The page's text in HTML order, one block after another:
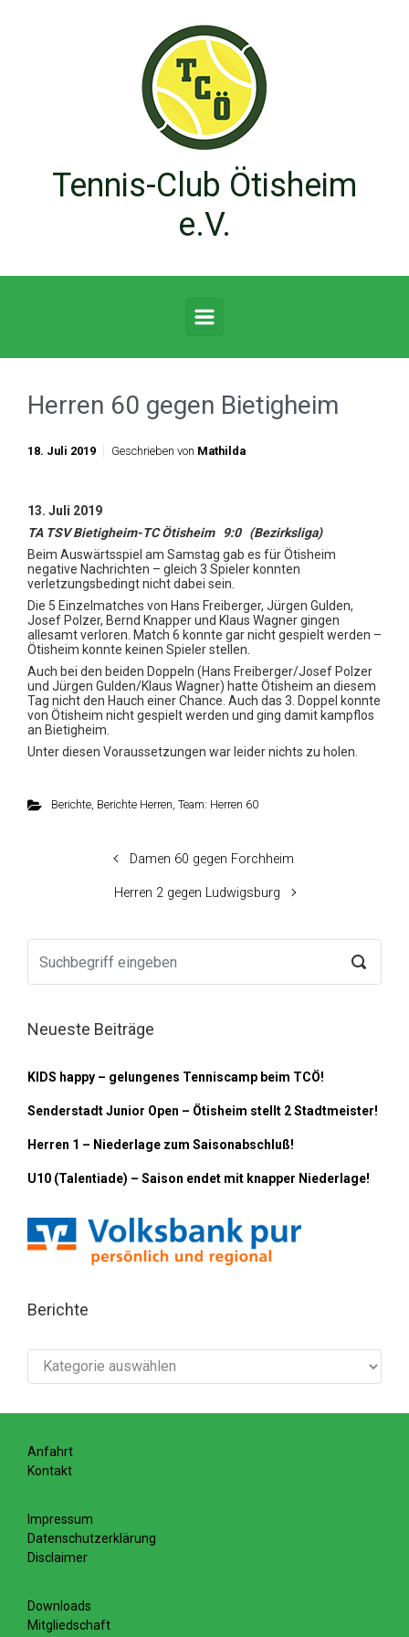
Tennis-Club Ötisheim
e.V.
Herren 60 gegen Bietigheim
18. Juli 2019 Geschrieben von Mathilda
13. Juli 2019
TA TSV Bietigheim-TC Ötisheim 9:0 (Bezirksliga)
Beim Auswärtsspiel am Samstag gab es für Ötisheim
negative Nachrichten – gleich 3 Spieler konnten
verletzungsbedingt nicht dabei sein.
Die 5 Einzelmatches von Hans Freiberger, Jürgen Gulden,
Josef Polzer, Bernd Knapper und Klaus Wagner gingen
allesamt verloren. Match 6 konnte gar nicht gespielt werden –
Ötisheim konnte keinen Spieler stellen.
Auch bei den beiden Doppeln (Hans Freiberger/Josef Polzer
und Jürgen Gulden/Klaus Wagner) hatte Ötisheim an diesem
Tag nicht den Hauch einer Chance. Auch das 3. Doppel konnte
von Ötisheim nicht gespielt werden und ging damit kampflos
an Bietigheim.
Unter diesen Voraussetzungen war leider nichts zu holen.
Berichte, Berichte Herren, Team: Herren 60
Damen 60 gegen Forchheim
Herren 2 gegen Ludwigsburg
Neueste Beiträge
KIDS happy – gelungenes Tenniscamp beim TCÖ!
Senderstadt Junior Open – Ötisheim stellt 2 Stadtmeister!
Herren 1 – Niederlage zum Saisonabschluß!
U10 (Talentiade) – Saison endet mit knapper Niederlage!
Berichte
Berichte
Anfahrt
Kontakt
Impressum
Datenschutzerklärung
Disclaimer
Downloads
Mitgliedschaft